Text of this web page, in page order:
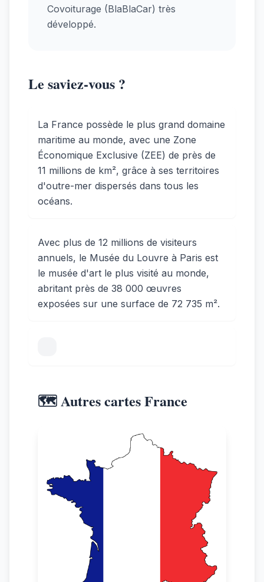
Covoiturage (BlaBlaCar) très
développé.
Le saviez-vous ?
La France possède le plus grand domaine
maritime au monde, avec une Zone
Économique Exclusive (ZEE) de près de
11 millions de km², grâce à ses territoires
d'outre-mer dispersés dans tous les
océans.
Avec plus de 12 millions de visiteurs
annuels, le Musée du Louvre à Paris est
le musée d'art le plus visité au monde,
abritant près de 38 000 œuvres
exposées sur une surface de 72 735 m².
🗺️ Autres cartes France